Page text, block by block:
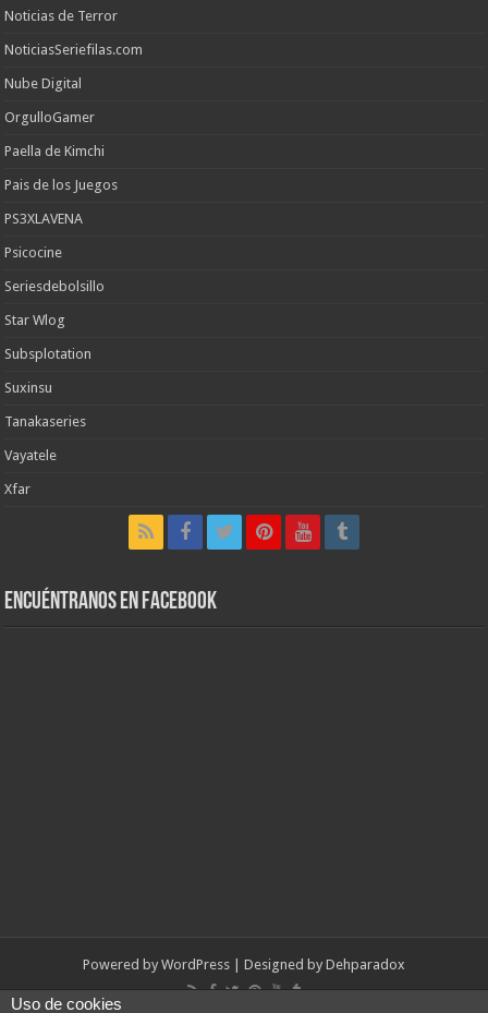
Noticias de Terror
NoticiasSeriefilas.com
Nube Digital
OrgulloGamer
Paella de Kimchi
Pais de los Juegos
PS3XLAVENA
Psicocine
Seriesdebolsillo
Star Wlog
Subsplotation
Suxinsu
Tanakaseries
Vayatele
Xfar
Encuéntranos en Facebook
Powered by WordPress | Designed by Dehparadox
Uso de cookies